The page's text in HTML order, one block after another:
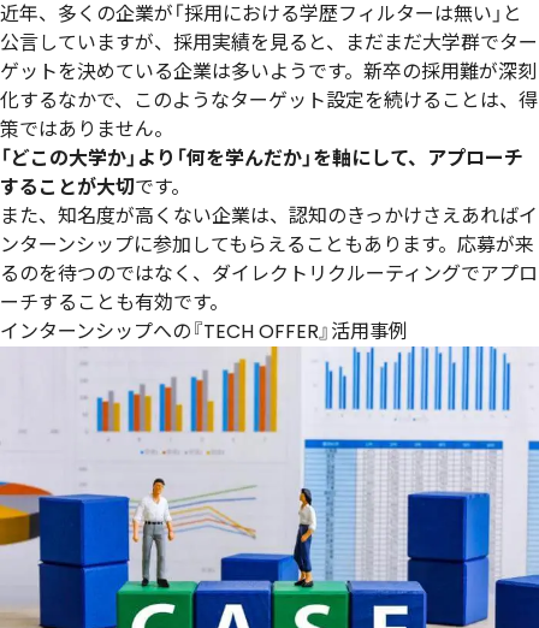
近年、多くの企業が「採用における学歴フィルターは無い」と
公言していますが、採用実績を見ると、まだまだ大学群でター
ゲットを決めている企業は多いようです。新卒の採用難が深刻
化するなかで、このようなターゲット設定を続けることは、得
策ではありません。
「どこの大学か」より「何を学んだか」を軸にして、アプローチ
することが大切です。
また、知名度が高くない企業は、認知のきっかけさえあればイ
ンターンシップに参加してもらえることもあります。応募が来
るのを待つのではなく、ダイレクトリクルーティングでアプロ
ーチすることも有効です。
インターンシップへの『TECH OFFER』活用事例